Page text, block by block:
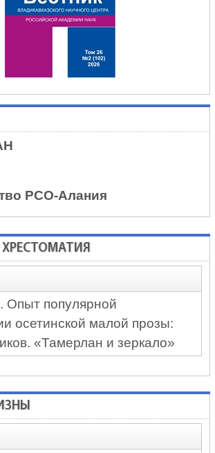
РСО-Алания
Опыт популярной
осетинской малой прозы:
«Тамерлан и зеркало»